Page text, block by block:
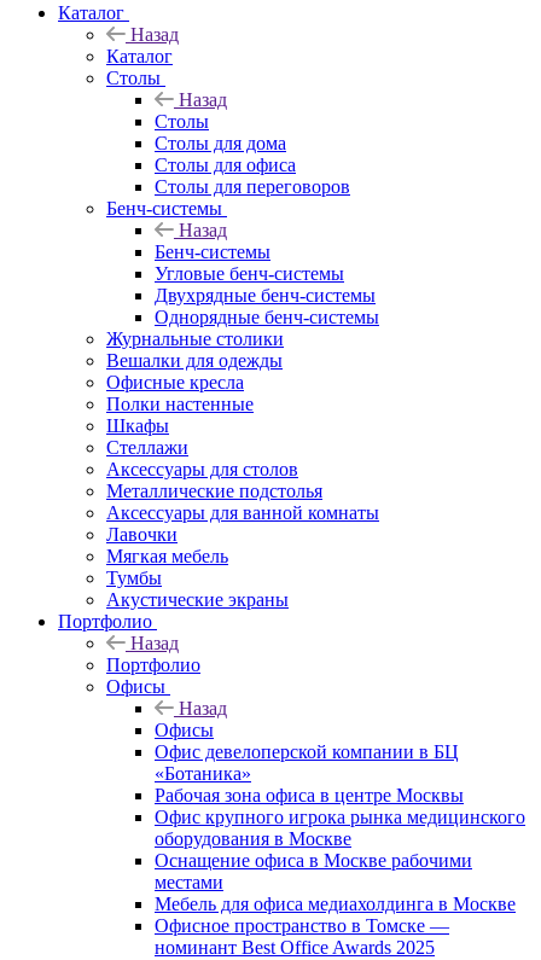
Каталог
Назад
Каталог
Столы
Назад
Столы
Столы для дома
Столы для офиса
Столы для переговоров
Бенч-системы
Назад
Бенч-системы
Угловые бенч-системы
Двухрядные бенч-системы
Однорядные бенч-системы
Журнальные столики
Вешалки для одежды
Офисные кресла
Полки настенные
Шкафы
Стеллажи
Аксессуары для столов
Металлические подстолья
Аксессуары для ванной комнаты
Лавочки
Мягкая мебель
Тумбы
Акустические экраны
Портфолио
Назад
Портфолио
Офисы
Назад
Офисы
Офис девелоперской компании в БЦ
«Ботаника»
Рабочая зона офиса в центре Москвы
Офис крупного игрока рынка медицинского
оборудования в Москве
Оснащение офиса в Москве рабочими
местами
Мебель для офиса медиахолдинга в Москве
Офисное пространство в Томске —
номинант Best Office Awards 2025